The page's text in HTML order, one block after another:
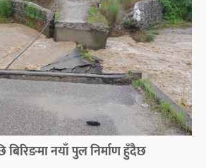
बिरिङमा नयाँ पुल निर्माण हुँदैछ